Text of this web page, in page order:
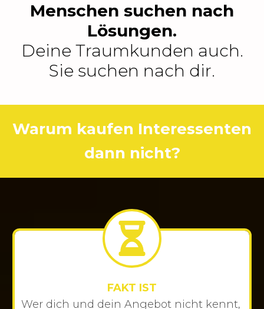
Menschen suchen nach
Lösungen.
Deine Traumkunden auch.
Sie suchen nach dir.
Warum kaufen Interessenten
dann nicht?
FAKT IST
Wer dich und dein Angebot nicht kennt,